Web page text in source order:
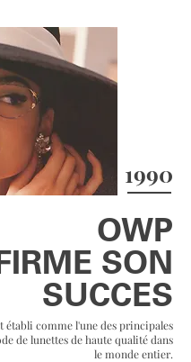
1990
OWP
SON
SUCCES
établi comme l'une des principales
de lunettes de haute qualité dans
le monde entier.